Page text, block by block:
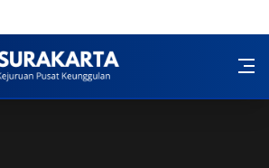
3 Surakarta